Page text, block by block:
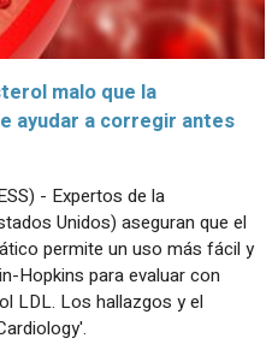
malo que la
ayudar a corregir antes
- Expertos de la
Unidos) aseguran que el
permite un uso más fácil y
Hopkins para evaluar con
LDL. Los hallazgos y el